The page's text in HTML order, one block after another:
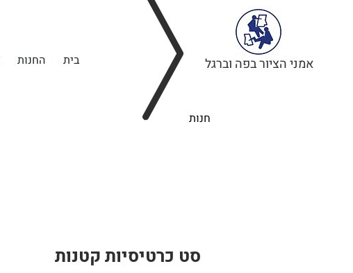
בית החנות אמני הציור בפה וברגל
חנות
סט כרטיסיות קטנות